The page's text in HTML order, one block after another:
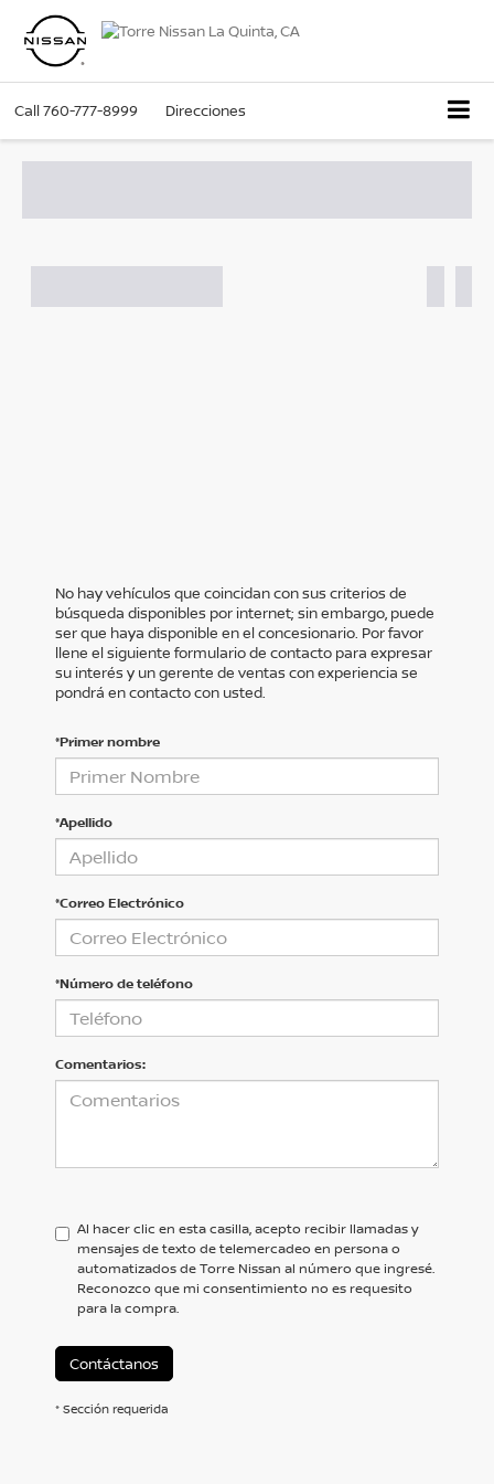
Call760-777-8999 Direcciones
No hay vehículos que coincidan con sus criterios de
búsqueda disponibles por internet; sin embargo, puede
ser que haya disponible en el concesionario. Por favor
llene el siguiente formulario de contacto para expresar
su interés y un gerente de ventas con experiencia se
pondrá en contacto con usted.
*Primer nombre
*Apellido
*Correo Electrónico
*Número de teléfono
Comentarios:
Al hacer clic en esta casilla, acepto recibir llamadas y
mensajes de texto de telemercadeo en persona o
automatizados de Torre Nissan al número que ingresé.
Reconozco que mi consentimiento no es requesito
para la compra.
Contáctanos
* Sección requerida